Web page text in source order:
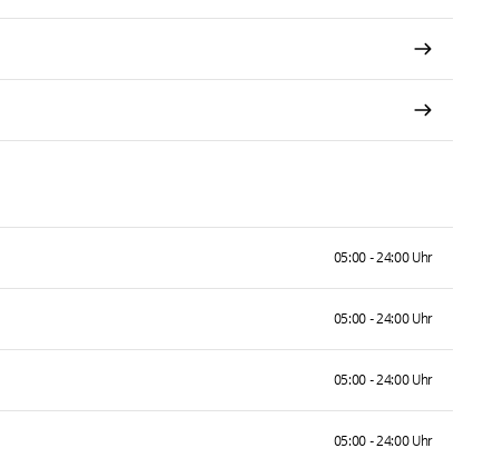
05:00 - 24:00 Uhr
05:00 - 24:00 Uhr
05:00 - 24:00 Uhr
05:00 - 24:00 Uhr